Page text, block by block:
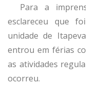
Para a
esclareceu que
unidade de
entrou em férias
as atividades
ocorreu.